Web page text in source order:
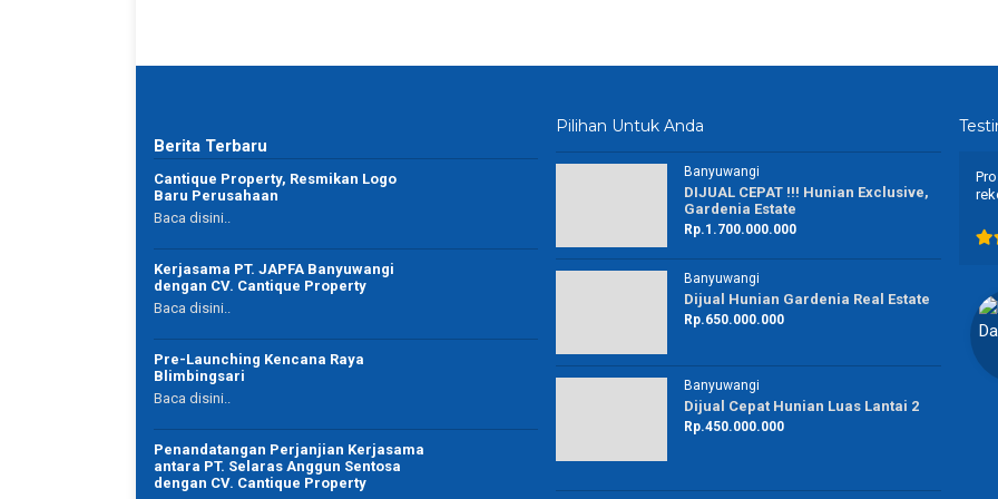
Berita Terbaru
Cantique Property, Resmikan Logo
Baru Perusahaan
Baca disini..
Kerjasama PT. JAPFA Banyuwangi
dengan CV. Cantique Property
Baca disini..
Pre-Launching Kencana Raya
Blimbingsari
Baca disini..
Penandatangan Perjanjian Kerjasama
antara PT. Selaras Anggun Sentosa
dengan CV. Cantique Property
Pilihan Untuk Anda
Banyuwangi
DIJUAL CEPAT !!! Hunian Exclusive,
Gardenia Estate
Rp.1.700.000.000
Banyuwangi
Dijual Hunian Gardenia Real Estate
Rp.650.000.000
Banyuwangi
Dijual Cepat Hunian Luas Lantai 2
Rp.450.000.000
ini. Dan selalu memuaskan.
Profesinal banget…!! Proses lancar … Top daah 👍👍👍
👍👍
IT Professional
Proses nya cepet .. peyanan nya juga ramah ..
rekomended buat kalian yg mau ngurus berkas” …
Ella Darella
Banyuwangi